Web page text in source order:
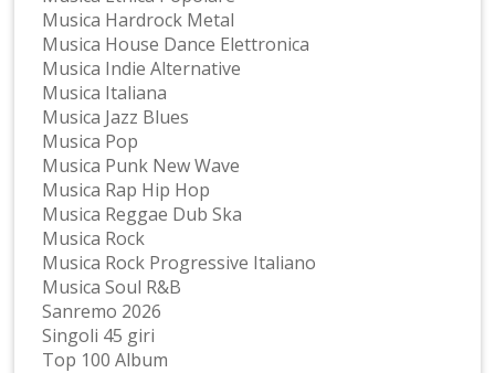
Musica Hardrock Metal
Musica House Dance Elettronica
Musica Indie Alternative
Musica Italiana
Musica Jazz Blues
Musica Pop
Musica Punk New Wave
Musica Rap Hip Hop
Musica Reggae Dub Ska
Musica Rock
Musica Rock Progressive Italiano
Musica Soul R&B
Sanremo 2026
Singoli 45 giri
Top 100 Album